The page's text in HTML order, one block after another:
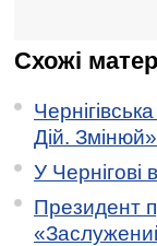
Схожі
Дій. Змінюй»
У Чернігові
Президент